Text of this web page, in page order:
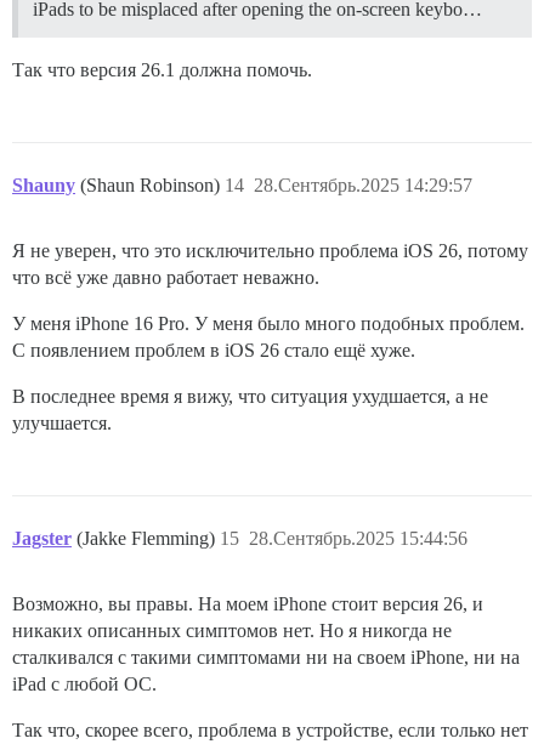
iPads to be misplaced after opening the on-screen keybo…
Так что версия 26.1 должна помочь.
Shauny (Shaun Robinson) 28.Сентябрь.2025 14:29:57
14
Я не уверен, что это исключительно проблема iOS 26, потому
что всё уже давно работает неважно.
У меня iPhone 16 Pro. У меня было много подобных проблем.
С появлением проблем в iOS 26 стало ещё хуже.
В последнее время я вижу, что ситуация ухудшается, а не
улучшается.
Jagster (Jakke Flemming) 28.Сентябрь.2025 15:44:56
15
Возможно, вы правы. На моем iPhone стоит версия 26, и
никаких описанных симптомов нет. Но я никогда не
сталкивался с такими симптомами ни на своем iPhone, ни на
iPad с любой ОС.
Так что, скорее всего, проблема в устройстве, если только нет